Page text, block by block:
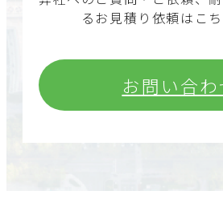
るお見積り依頼はこち
お問い合わ